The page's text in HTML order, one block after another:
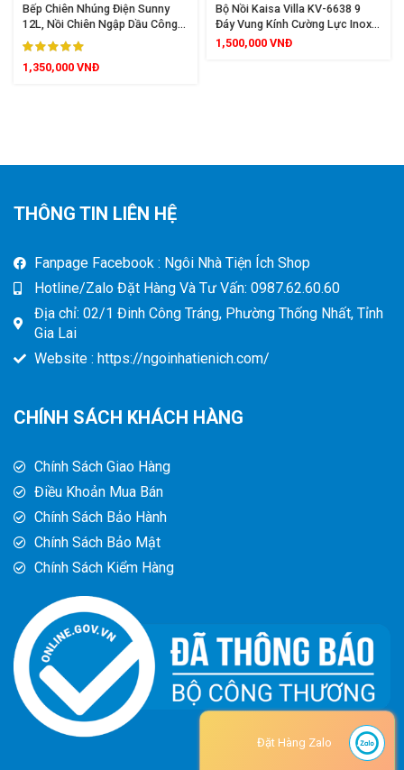
Bếp Chiên Nhúng Điện Sunny
12L, Nồi Chiên Ngập Dầu Công
Suất 2500W, Dung Tích Lớn Inox
Cao Cấp
1,350,000 VNĐ
Bộ Nồi Kaisa Villa KV-6638 9
Đáy Vung Kính Cường Lực Inox
304 Kèm Chảo Chống Dính Sang
1,500,000 VNĐ
THÔNG TIN LIÊN HỆ
Fanpage Facebook : Ngôi Nhà Tiện Ích Shop
Hotline/Zalo Đặt Hàng Và Tư Vấn: 0987.62.60.60
Địa chỉ: 02/1 Đinh Công Tráng, Phường Thống Nhất, Tỉnh
Gia Lai
Website : https://ngoinhatienich.com/
CHÍNH SÁCH KHÁCH HÀNG
Chính Sách Giao Hàng
Điều Khoản Mua Bán
Chính Sách Bảo Hành
Chính Sách Bảo Mật
Chính Sách Kiểm Hàng
Đặt Hàng Zalo